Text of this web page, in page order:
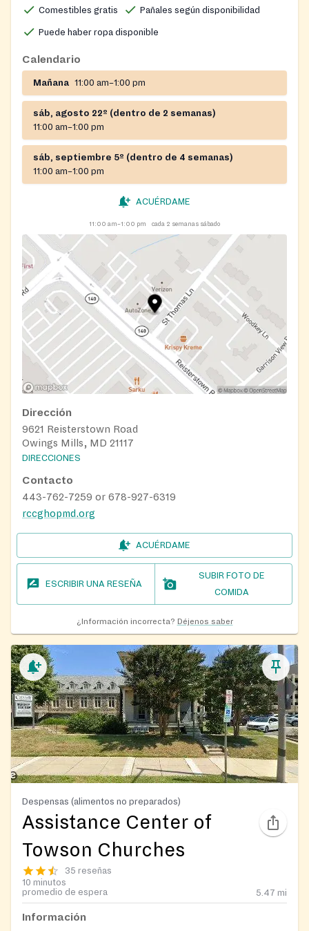
Comestibles gratis Pañales según disponibilidad
Puede haber ropa disponible
Calendario
Mañana 11:00 am–1:00 pm
sáb, agosto 22º (dentro de 2 semanas)
11:00 am–1:00 pm
sáb, septiembre 5º (dentro de 4 semanas)
11:00 am–1:00 pm
ACUÉRDAME
11:00 am–1:00 pm cada 2 semanas sábado
Dirección
9621 Reisterstown Road
Owings Mills, MD 21117
DIRECCIONES
Contacto
443-762-7259 or 678-927-6319
rccghopmd.org
ACUÉRDAME
ESCRIBIR UNA RESEÑA
SUBIR FOTO DE
COMIDA
¿Información incorrecta? Déjenos saber
Despensas (alimentos no preparados)
Assistance Center of
Towson Churches
35 reseñas
10 minutos
promedio de espera
5.47 mi
Información